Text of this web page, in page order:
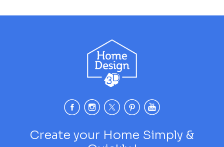
Create your Home Simply &